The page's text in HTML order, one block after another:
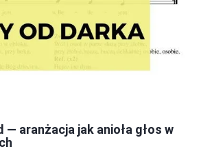
— aranżacja jak anioła głos w